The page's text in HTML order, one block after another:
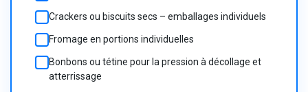
Crackers ou biscuits secs – emballages individuels
Fromage en portions individuelles
Bonbons ou tétine pour la pression à décollage et
atterrissage